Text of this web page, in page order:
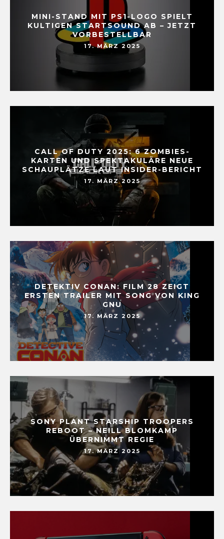
MINI-STAND MIT PS1-LOGO SPIELT
KULTIGEN STARTSOUND AB – JETZT
VORBESTELLBAR
17. MÄRZ 2025
CALL OF DUTY 2025: 6 ZOMBIES-
KARTEN UND SPEKTAKULÄRE NEUE
SCHAUPLÄTZE LAUT INSIDER-BERICHT
17. MÄRZ 2025
DETEKTIV CONAN: FILM 28 ZEIGT
ERSTEN TRAILER MIT SONG VON KING
GNU
17. MÄRZ 2025
SONY PLANT STARSHIP TROOPERS
REBOOT – NEILL BLOMKAMP
ÜBERNIMMT REGIE
17. MÄRZ 2025